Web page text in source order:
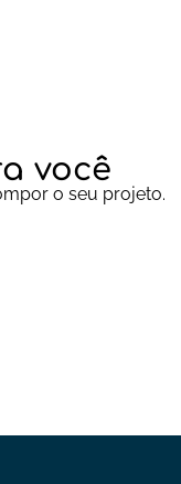
você
o seu projeto.